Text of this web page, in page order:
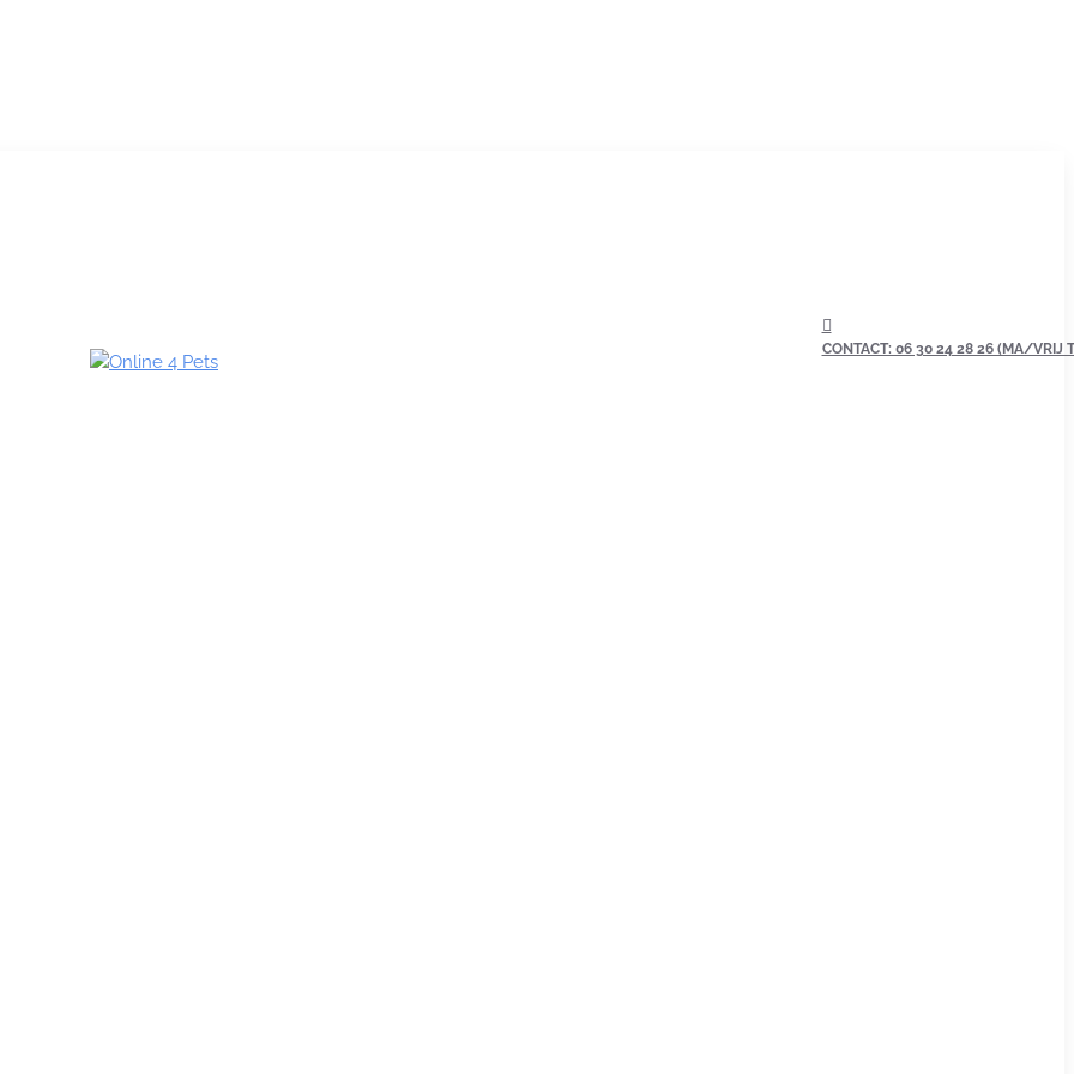
CONTACT: 06 30 24 28 26 (MA/VRIJ